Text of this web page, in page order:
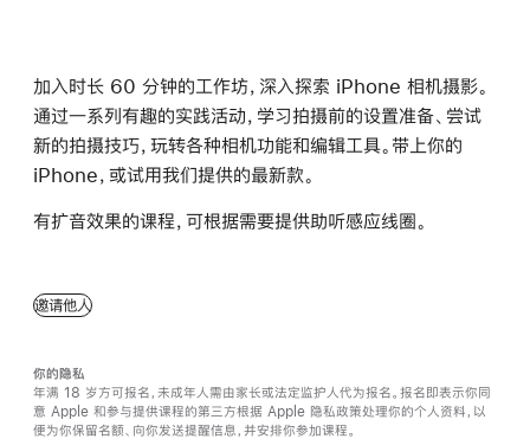
加入时长 60 分钟的工作坊，深入探索 iPhone 相机摄影。
通过一系列有趣的实践活动，学习拍摄前的设置准备、尝试
新的拍摄技巧，玩转各种相机功能和编辑工具。带上你的
iPhone，或试用我们提供的最新款。
有扩音效果的课程，可根据需要提供助听感应线圈。
邀请他人
你的隐私
年满 18 岁方可报名，未成年人需由家长或法定监护人代为报名。报名即表示你同
意 Apple 和参与提供课程的第三方根据 Apple 隐私政策处理你的个人资料，以
便为你保留名额、向你发送提醒信息，并安排你参加课程。